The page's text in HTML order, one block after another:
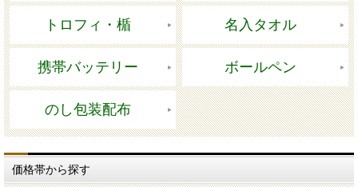
トロフィ・楯 名入タオル
携帯バッテリー ボールペン
のし包装配布
価格帯から探す